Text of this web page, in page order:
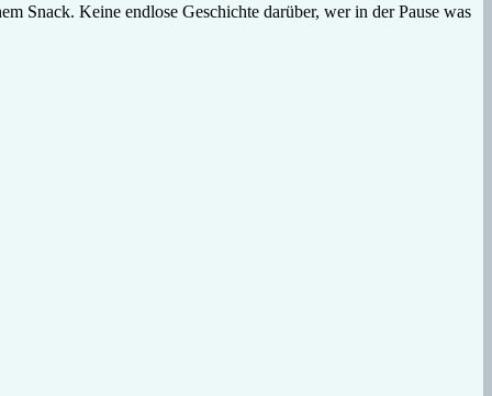
Snack. Keine endlose Geschichte darüber, wer in der Pause was